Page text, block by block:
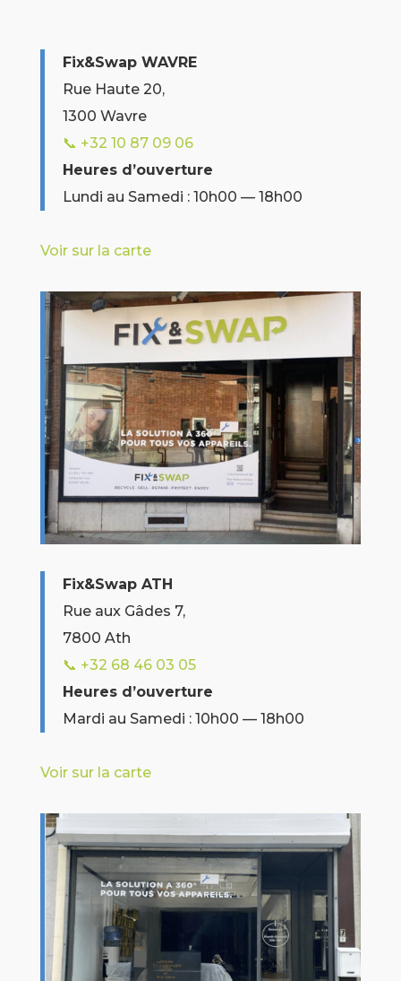
Fix&Swap WAVRE
Rue Haute 20,
1300 Wavre
📞 +32 10 87 09 06
Heures d’ouverture
Lundi au Samedi : 10h00 — 18h00
Voir sur la carte
Fix&Swap ATH
Rue aux Gâdes 7,
7800 Ath
📞 +32 68 46 03 05
Heures d’ouverture
Mardi au Samedi : 10h00 — 18h00
Voir sur la carte